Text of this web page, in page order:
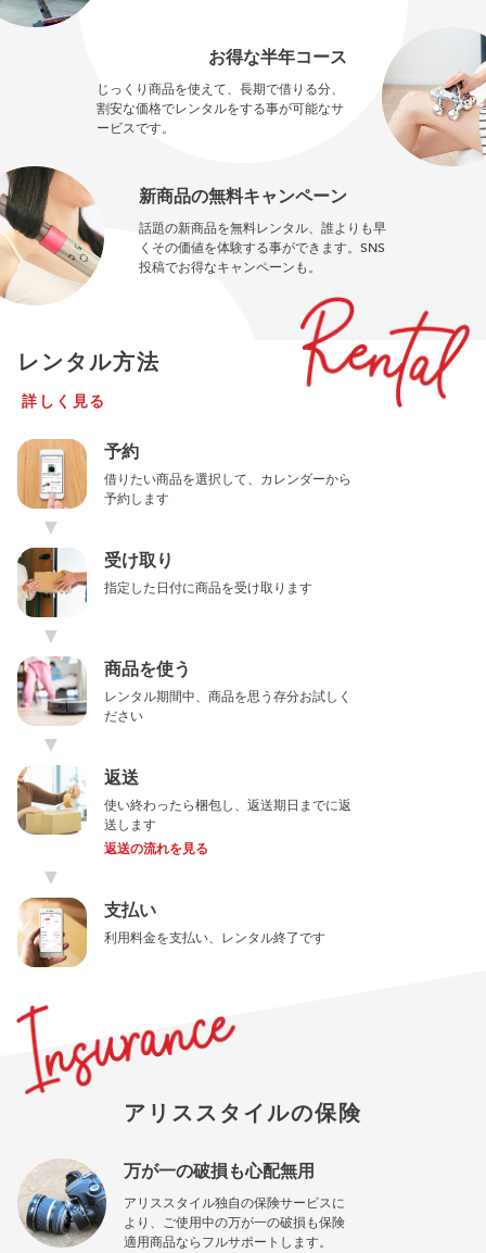
お得な半年コース
じっくり商品を使えて、長期で借りる分、
割安な価格でレンタルをする事が可能なサ
ービスです。
新商品の無料キャンペーン
話題の新商品を無料レンタル、誰よりも早
くその価値を体験する事ができます。SNS
投稿でお得なキャンペーンも。
レンタル方法
詳しく見る
予約
借りたい商品を選択して、カレンダーから
予約します
▼
受け取り
指定した日付に商品を受け取ります
▼
商品を使う
レンタル期間中、商品を思う存分お試しく
ださい
▼
返送
使い終わったら梱包し、返送期日までに返
送します
返送の流れを見る
▼
支払い
利用料金を支払い、レンタル終了です
アリススタイルの保険
万が一の破損も心配無用
アリススタイル独自の保険サービスに
より、ご使用中の万が一の破損も保険
適用商品ならフルサポートします。